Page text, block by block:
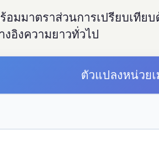
อมมาตราส่วนการเปรียบเที
งอิงความยาวทั่วไป
ตัวแปลงหน่วย